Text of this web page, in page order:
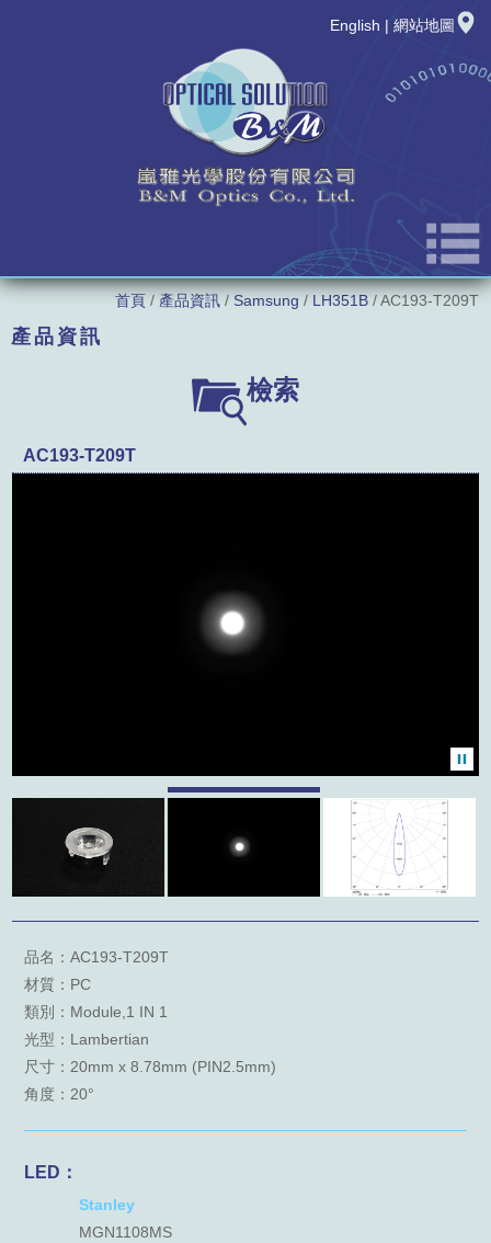
English | 網站地圖
公司簡介
新品發表
產品資訊
型錄下載
首頁/ 產品資訊/ Samsung / LH351B/ AC193-T209T
產品資訊
檢索
AC193-T209T
品名：AC193-T209T
材質：PC
類別：Module,1 IN 1
光型：Lambertian
尺寸：20mm x 8.78mm (PIN2.5mm)
角度：20°
LED：
Stanley
MGN1108MS